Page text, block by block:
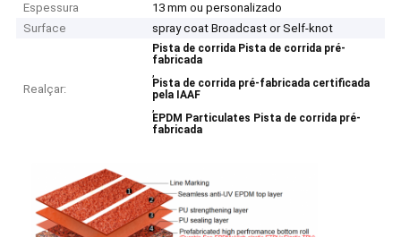
Espessura
13 mm ou personalizado
Surface
spray coat Broadcast or Self-knot
Realçar:
Pista de corrida Pista de corrida pré-
fabricada
,
Pista de corrida pré-fabricada certificada
pela IAAF
,
EPDM Particulates Pista de corrida pré-
fabricada